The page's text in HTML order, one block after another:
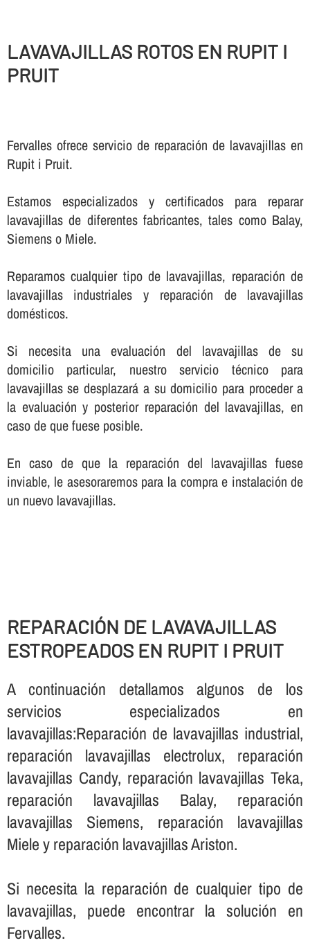
LAVAVAJILLAS ROTOS EN RUPIT I
PRUIT
Fervalles ofrece servicio de reparación de lavavajillas en
Rupit i Pruit.
Estamos especializados y certificados para reparar
lavavajillas de diferentes fabricantes, tales como Balay,
Siemens o Miele.
Reparamos cualquier tipo de lavavajillas, reparación de
lavavajillas industriales y reparación de lavavajillas
domésticos.
Si necesita una evaluación del lavavajillas de su
domicilio particular, nuestro servicio técnico para
lavavajillas se desplazará a su domicilio para proceder a
la evaluación y posterior reparación del lavavajillas, en
caso de que fuese posible.
En caso de que la reparación del lavavajillas fuese
inviable, le asesoraremos para la compra e instalación de
un nuevo lavavajillas.
REPARACIÓN DE LAVAVAJILLAS
ESTROPEADOS EN RUPIT I PRUIT
A continuación detallamos algunos de los
servicios especializados en
lavavajillas:Reparación de lavavajillas industrial,
reparación lavavajillas electrolux, reparación
lavavajillas Candy, reparación lavavajillas Teka,
reparación lavavajillas Balay, reparación
lavavajillas Siemens, reparación lavavajillas
Miele y reparación lavavajillas Ariston.
Si necesita la reparación de cualquier tipo de
lavavajillas, puede encontrar la solución en
Fervalles.